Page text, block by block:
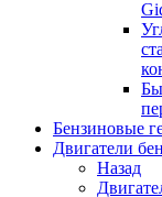
Бензиновые
Двигатели
Назад